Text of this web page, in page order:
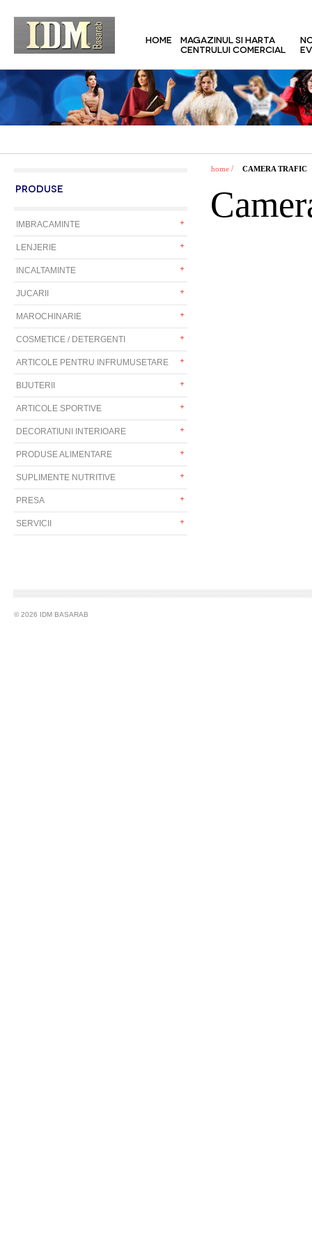
HOME
MAGAZINUL SI HARTA
CENTRULUI COMERCIAL
PRODUSE
IMBRACAMINTE
LENJERIE
INCALTAMINTE
JUCARII
MAROCHINARIE
COSMETICE / DETERGENTI
ARTICOLE PENTRU INFRUMUSETARE
BIJUTERII
ARTICOLE SPORTIVE
DECORATIUNI INTERIOARE
PRODUSE ALIMENTARE
SUPLIMENTE NUTRITIVE
PRESA
SERVICII
home / CAMERA TRAFIC
© 2026 IDM BASARAB